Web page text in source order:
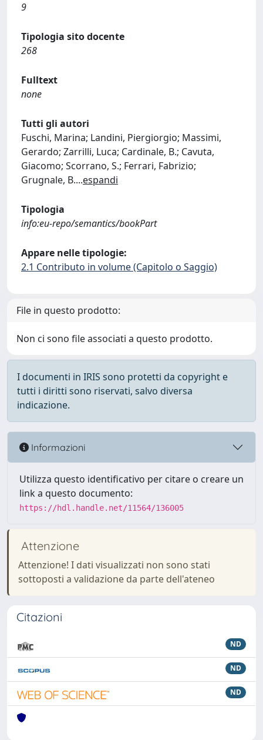
9
Tipologia sito docente
268
Fulltext
none
Tutti gli autori
Fuschi, Marina; Landini, Piergiorgio; Massimi,
Gerardo; Zarrilli, Luca; Cardinale, B.; Cavuta,
Giacomo; Scorrano, S.; Ferrari, Fabrizio;
Grugnale, B....espandi
Tipologia
info:eu-repo/semantics/bookPart
Appare nelle tipologie:
2.1 Contributo in volume (Capitolo o Saggio)
File in questo prodotto:
Non ci sono file associati a questo prodotto.
I documenti in IRIS sono protetti da copyright e
tutti i diritti sono riservati, salvo diversa
indicazione.
Informazioni
Utilizza questo identificativo per citare o creare un
link a questo documento:
https://hdl.handle.net/11564/136005
Attenzione
Attenzione! I dati visualizzati non sono stati
sottoposti a validazione da parte dell'ateneo
Citazioni
ND
ND
ND